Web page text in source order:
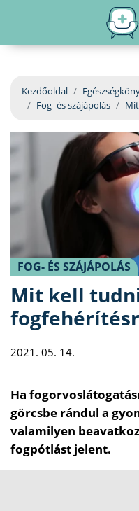
EGÉSZSÉGKÖNYVTÁR
BETEGSÉGKALAUZ
ÜGYELETKERESŐ
ORVOS VÁLASZOL
ORVOSKERESŐ
Kezdőoldal
Fog- és szájápolás
FOG- ÉS SZÁJÁPOLÁS
Mit kell
2021. 05. 14.
Ha
görcsbe rándul a
valamilyen
fogpótlást jelent.